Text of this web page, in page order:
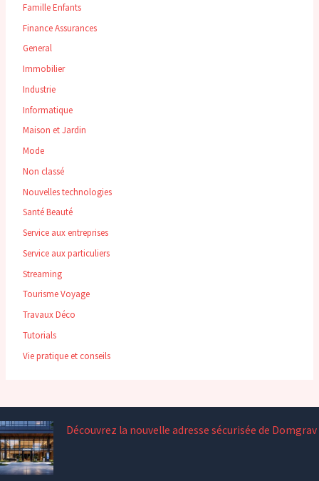
Famille Enfants
Finance Assurances
General
Immobilier
Industrie
Informatique
Maison et Jardin
Mode
Non classé
Nouvelles technologies
Santé Beauté
Service aux entreprises
Service aux particuliers
Streaming
Tourisme Voyage
Travaux Déco
Tutorials
Vie pratique et conseils
Découvrez la nouvelle adresse sécurisée de Domgrav